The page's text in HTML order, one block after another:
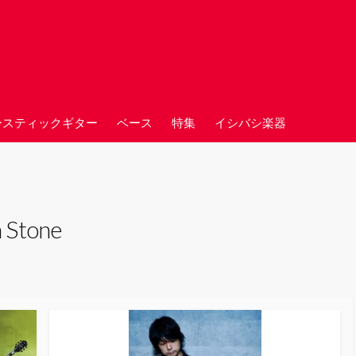
ティックギター ベース 特集 イシバシ楽器
Stone